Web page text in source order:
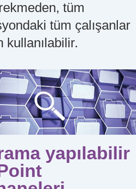
tüm
tüm çalışanlar
kullanılabilir.
yapılabilir